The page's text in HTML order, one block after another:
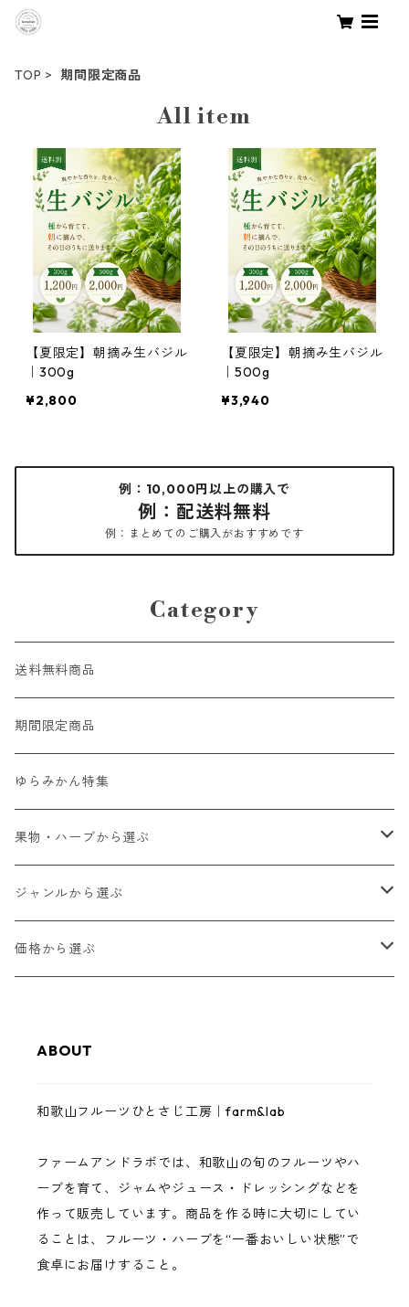
TOP 期間限定商品
All item
【夏限定】朝摘み生バジル
｜300g
¥2,800
【夏限定】朝摘み生バジル
｜500g
¥3,940
例：10,000円以上の購入で
例：配送料無料
例：まとめてのご購入がおすすめです
Category
送料無料商品
期間限定商品
ゆらみかん特集
果物・ハーブから選ぶ
ゆらみかん
甘夏
レモン
南高梅
まりひめいちご
ジャンルから選ぶ
和歌山フルーツジャム
ゼリー・スムージーゼリー
ジュース
調味料（ドレッシング・バジルソース）
価格から選ぶ
3,000円以下
5,000円以下
10,000円以下
ABOUT
和歌山フルーツひとさじ工房｜farm&lab
ファームアンドラボでは、和歌山の旬のフルーツやハ
ーブを育て、ジャムやジュース・ドレッシングなどを
作って販売しています。商品を作る時に大切にしてい
ることは、フルーツ・ハーブを“一番おいしい状態”で
食卓にお届けすること。